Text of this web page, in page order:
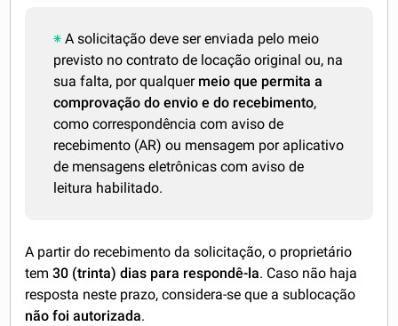
A solicitação deve ser enviada pelo meio
previsto no contrato de locação original ou, na
sua falta, por qualquer meio que permita a
comprovação do envio e do recebimento,
como correspondência com aviso de
recebimento (AR) ou mensagem por aplicativo
de mensagens eletrônicas com aviso de
leitura habilitado.
A partir do recebimento da solicitação, o proprietário
tem30 (trinta) dias para respondê-la. Caso não haja
resposta neste prazo, considera-se que a sublocação
não foi autorizada.